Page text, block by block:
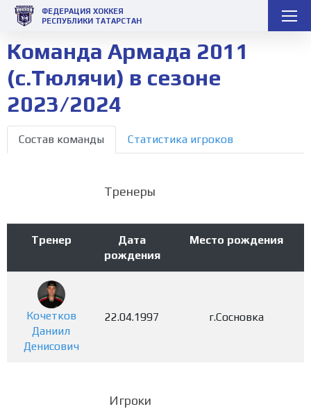
ФЕДЕРАЦИЯ ХОККЕЯ
РЕСПУБЛИКИ ТАТАРСТАН
Команда Армада 2011
(с.Тюлячи) в сезоне
2023/2024
Состав команды Статистика игроков
Тренеры
Тренер
Дата
рождения
Место рождения
Кочетков
Даниил
Денисович
22.04.1997 г.Сосновка
Игроки